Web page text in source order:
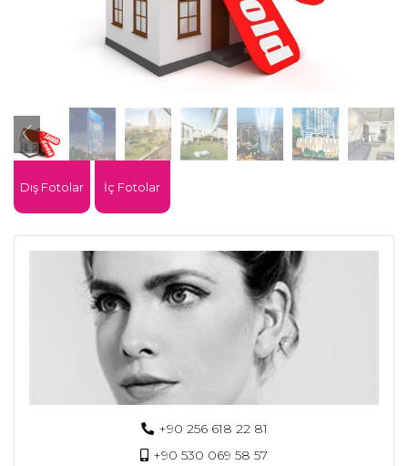
Dış Fotolar İç Fotolar
+90 256 618 22 81
+90 530 069 58 57